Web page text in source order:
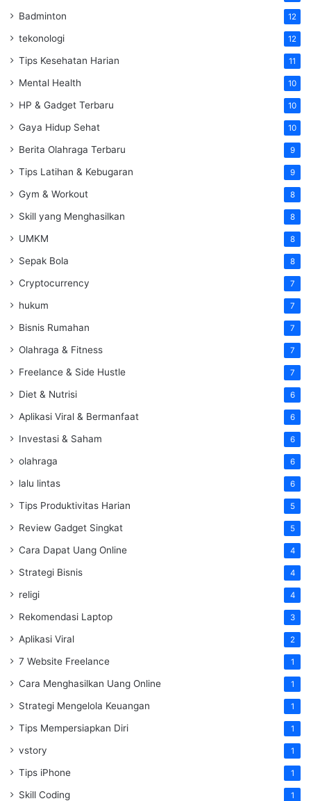
Badminton 12
tekonologi 12
Tips Kesehatan Harian 11
Mental Health 10
HP & Gadget Terbaru 10
Gaya Hidup Sehat 10
Berita Olahraga Terbaru 9
Tips Latihan & Kebugaran 9
Gym & Workout 8
Skill yang Menghasilkan 8
UMKM 8
Sepak Bola 8
Cryptocurrency 7
hukum 7
Bisnis Rumahan 7
Olahraga & Fitness 7
Freelance & Side Hustle 7
Diet & Nutrisi 6
Aplikasi Viral & Bermanfaat 6
Investasi & Saham 6
olahraga 6
lalu lintas 6
Tips Produktivitas Harian 5
Review Gadget Singkat 5
Cara Dapat Uang Online 4
Strategi Bisnis 4
religi 4
Rekomendasi Laptop 3
Aplikasi Viral 2
7 Website Freelance 1
Cara Menghasilkan Uang Online 1
Strategi Mengelola Keuangan 1
Tips Mempersiapkan Diri 1
vstory 1
Tips iPhone 1
Skill Coding 1